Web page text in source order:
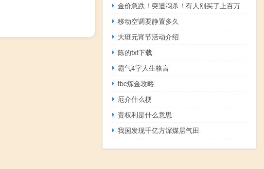
金价急跌！突遭闷杀！有人刚买了上百万
移动空调要静置多久
大班元宵节活动介绍
陈的txt下载
霸气4字人生格言
tbc炼金攻略
厄介什么梗
责权利是什么意思
我国发现千亿方深煤层气田